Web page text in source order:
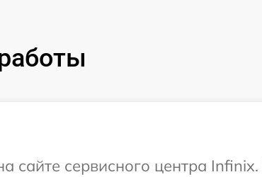
сайте сервисного центра